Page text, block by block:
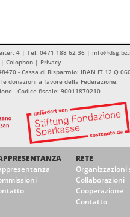
4 | Tel. 0471 188 62 36 |
| Colophon | Privacy
- Cassa di Risparmio: IBAN IT 12 Q
donazioni a favore della Federazione.
- Codice fiscale: 90011870210
RETE
Organizzazioni
Collaborazioni
Cooperazione
Contatto